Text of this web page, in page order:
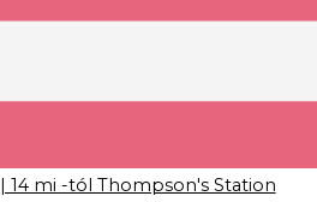
| 14 mi -tól Thompson's Station